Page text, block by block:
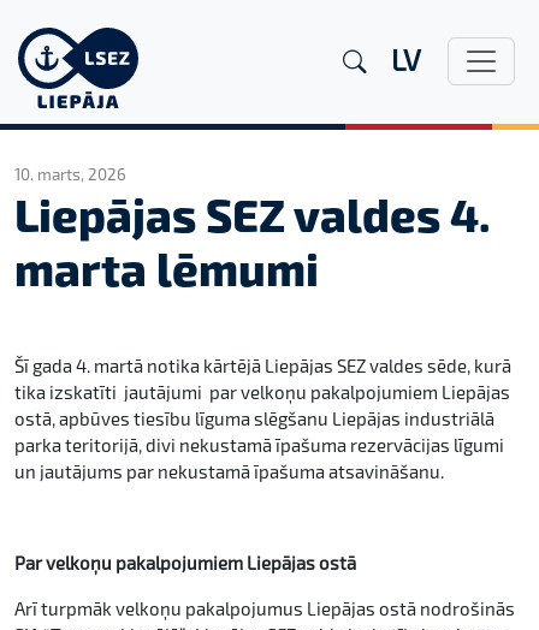
LV
10. marts, 2026
Liepājas SEZ valdes 4.
marta lēmumi
Šī gada 4. martā notika kārtējā Liepājas SEZ valdes sēde, kurā
tika izskatīti jautājumi par velkoņu pakalpojumiem Liepājas
ostā, apbūves tiesību līguma slēgšanu Liepājas industriālā
parka teritorijā, divi nekustamā īpašuma rezervācijas līgumi
un jautājums par nekustamā īpašuma atsavināšanu.
Par velkoņu pakalpojumiem Liepājas ostā
Arī turpmāk velkoņu pakalpojumus Liepājas ostā nodrošinās